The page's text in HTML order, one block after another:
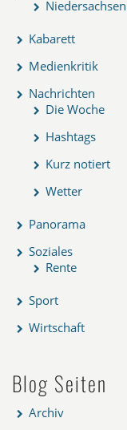
Niedersachsen
Kabarett
Medienkritik
Nachrichten
Die Woche
Hashtags
Kurz notiert
Wetter
Panorama
Soziales
Rente
Sport
Wirtschaft
Blog Seiten
Archiv